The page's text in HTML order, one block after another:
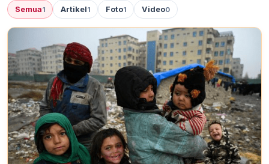
Semua1 Artikel1 Foto1 Video0